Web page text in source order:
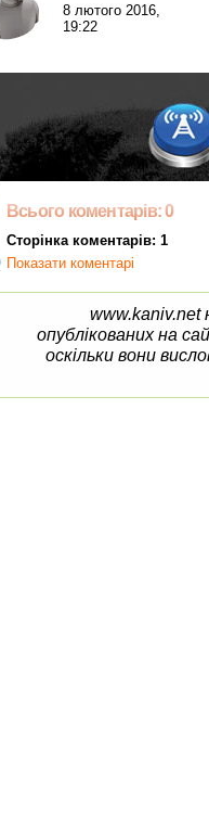
8 лютого 2016,
19:22
Всього коментарів: 0
Сторінка коментарів: 1
Показати коментарі
www.kaniv.net
опублікованих на
оскільки вони